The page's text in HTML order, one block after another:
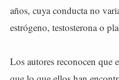
años, cuya conducta no
estrógeno, testosterona o
Los autores reconocen que